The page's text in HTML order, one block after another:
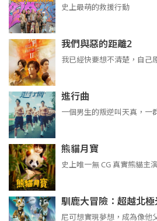
史上最萌的救援行動
我們與惡的距離2
我已經快要想不清楚，自己
進行曲
一個男生的叛逆叫天真，一
熊貓月寶
史上唯一無 CG 真實熊貓主
馴鹿大冒險：超越北極
尼可想實現夢想，成為像他